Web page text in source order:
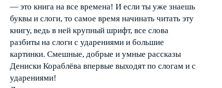
— это книга на все времена! И если ты уже знаешь
буквы и слоги, то самое время начинать читать эту
книгу, ведь в ней крупный шрифт, все слова
разбиты на слоги с ударениями и большие
картинки. Смешные, добрые и умные рассказы
Дениски Кораблёва впервые выходят по слогам и с
ударениями!